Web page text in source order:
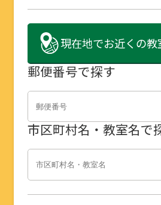
現在地でお近くの
郵便番号で探す
市区町村名・教室名で